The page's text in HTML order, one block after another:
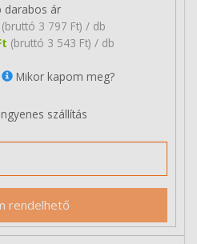
darabos ár
(bruttó 3 797 Ft) / db
(bruttó 3 543 Ft) / db
Mikor kapom meg?
Ingyenes szállítás
rendelhető